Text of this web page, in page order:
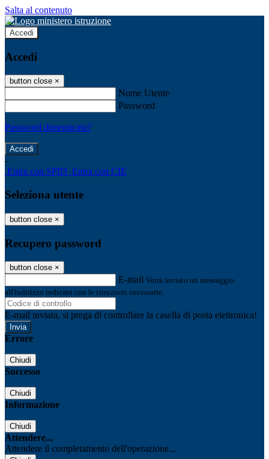
Salta al contenuto
Accedi
Accedi
button close ×
Nome Utente
Password
Password dimenticata?
-
Entra con SPID Entra con CIE
Seleziona utente
button close ×
Recupero password
button close ×
E-mail Verrà inviato un messaggio
all'indirizzo indicato con le istruzioni necessarie.
E-mail inviata, si prega di controllare la casella di posta elettronica!
Errore
Chiudi
Successo
Chiudi
Informazione
Chiudi
Attendere...
Attendere il completamento dell'operazione...